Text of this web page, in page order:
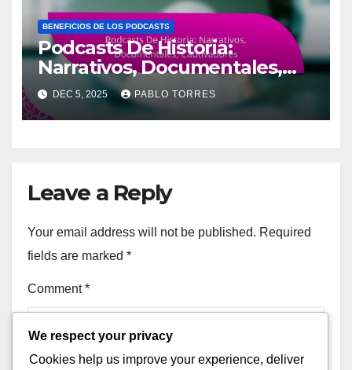
BENEFICIOS DE LOS PODCASTS
Podcasts De Historia:
Narrativos, Documentales,
Cautivadores
DEC 5, 2025 PABLO TORRES
Leave a Reply
Your email address will not be published. Required
fields are marked *
Comment*
We respect your privacy
Cookies help us improve your experience, deliver